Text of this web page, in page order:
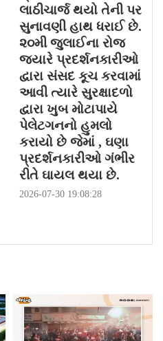
લાઠીચાર્જ થયો તેની પર
સુનાવણી હાથ ધરાઈ છે.
૨૦મી જુલાઈના રોજ
જયારે પ્રદર્શનકારીઓ
દ્વારા સંસદ કૂચ કરવામાં
આવી ત્યારે સુરક્ષાદળો
દ્વારા ખુબ મોટાપાયે
પેલેટગનનો હુમલો
કરાયો છે જેમાં , ઘણા
પ્રદર્શનકારીઓ ગંભીર
રીતે ઘાયલ થયા છે.
2026-07-30 19:08:28